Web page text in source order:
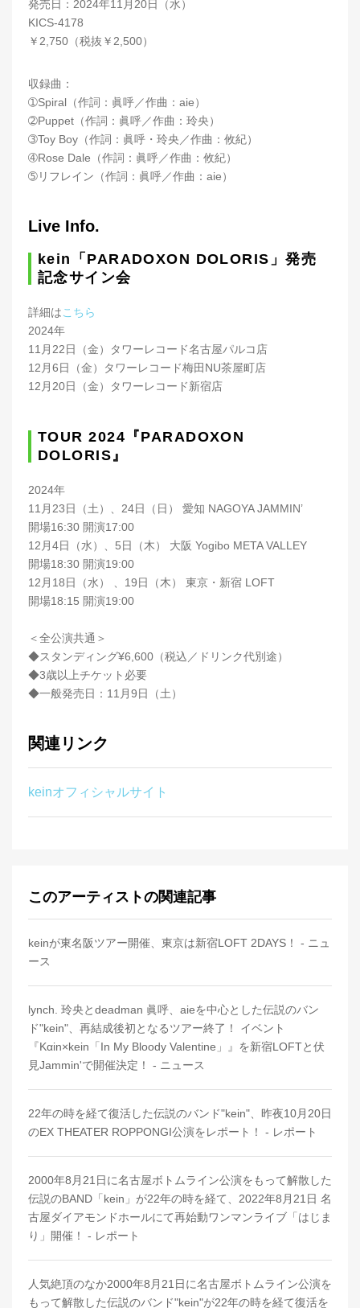
発売日：2024年11月20日（水）
KICS-4178
￥2,750（税抜￥2,500）
収録曲：
➀Spiral（作詞：眞呼／作曲：aie）
➁Puppet（作詞：眞呼／作曲：玲央）
➂Toy Boy（作詞：眞呼・玲央／作曲：攸紀）
➃Rose Dale（作詞：眞呼／作曲：攸紀）
➄リフレイン（作詞：眞呼／作曲：aie）
Live Info.
kein「PARADOXON DOLORIS」発売
記念サイン会
詳細はこちら
2024年
11月22日（金）タワーレコード名古屋パルコ店
12月6日（金）タワーレコード梅田NU茶屋町店
12月20日（金）タワーレコード新宿店
TOUR 2024『PARADOXON
DOLORIS』
2024年
11月23日（土）、24日（日） 愛知 NAGOYA JAMMIN’
開場16:30 開演17:00
12月4日（水）、5日（木） 大阪 Yogibo META VALLEY
開場18:30 開演19:00
12月18日（水） 、19日（木） 東京・新宿 LOFT
開場18:15 開演19:00
＜全公演共通＞
◆スタンディング¥6,600（税込／ドリンク代別途）
◆3歳以上チケット必要
◆一般発売日：11月9日（土）
関連リンク
keinオフィシャルサイト
このアーティストの関連記事
keinが東名阪ツアー開催、東京は新宿LOFT 2DAYS！ - ニュ
ース
lynch. 玲央とdeadman 眞呼、aieを中心とした伝説のバン
ド"kein"、再結成後初となるツアー終了！ イベント
『Kαin×kein「In My Bloody Valentine」』を新宿LOFTと伏
見Jammin'で開催決定！ - ニュース
22年の時を経て復活した伝説のバンド"kein"、昨夜10月20日
のEX THEATER ROPPONGI公演をレポート！ - レポート
2000年8月21日に名古屋ボトムライン公演をもって解散した
伝説のBAND「kein」が22年の時を経て、2022年8月21日 名
古屋ダイアモンドホールにて再始動ワンマンライブ「はじま
り」開催！ - レポート
人気絶頂のなか2000年8月21日に名古屋ボトムライン公演を
もって解散した伝説のバンド"kein"が22年の時を経て復活を